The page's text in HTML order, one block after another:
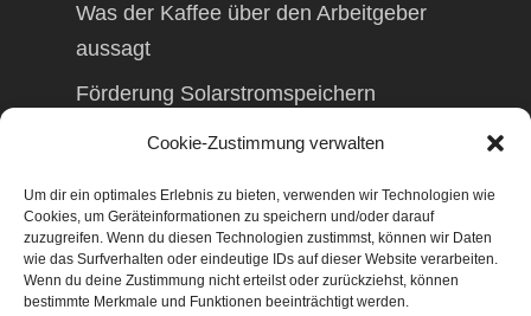
Cookie-Zustimmung verwalten
Um dir ein optimales Erlebnis zu bieten, verwenden wir Technologien wie
Cookies, um Geräteinformationen zu speichern und/oder darauf
zuzugreifen. Wenn du diesen Technologien zustimmst, können wir Daten
wie das Surfverhalten oder eindeutige IDs auf dieser Website verarbeiten.
Wenn du deine Zustimmung nicht erteilst oder zurückziehst, können
bestimmte Merkmale und Funktionen beeinträchtigt werden.
Was der Kaffee über den Arbeitgeber
aussagt
Förderung Solarstromspeichern
Förderung Balkonkraftwerk
© 2026 TAXolution – Beratung,
Lohnabrechnungen, Erfassung lfd.